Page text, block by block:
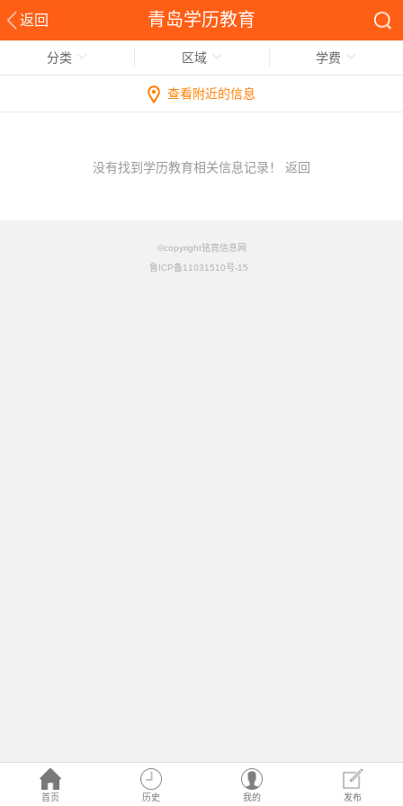
返回 青岛学历教育
首页 历史 我的 发布
分类 区域 学费
查看附近的信息
没有找到学历教育相关信息记录！ 返回
©copyright铭竟信息网
鲁ICP备11031510号-15